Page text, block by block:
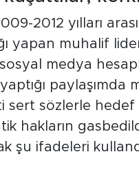
2012 yılları
yapan muhalif
medya
paylaşımda
sert sözlerle hedef
hakların
şu ifadeleri